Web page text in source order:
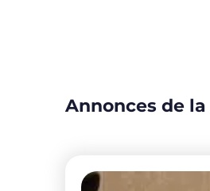
Annonces de